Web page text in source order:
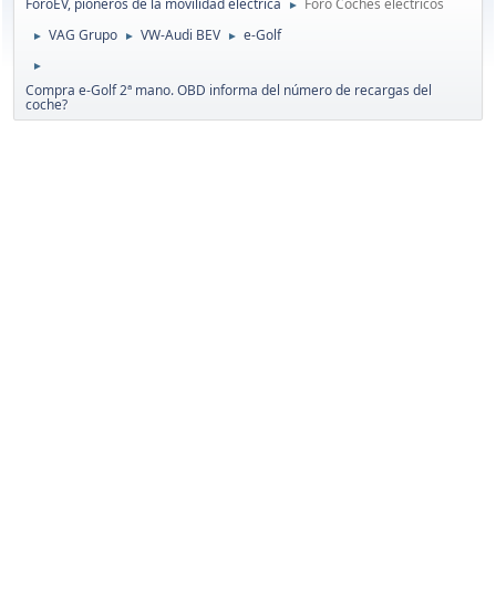
ForoEV, pioneros de la movilidad electrica ► Foro Coches eléctricos
► VAG Grupo ► VW-Audi BEV ► e-Golf
►
Compra e-Golf 2ª mano. OBD informa del número de recargas del
coche?